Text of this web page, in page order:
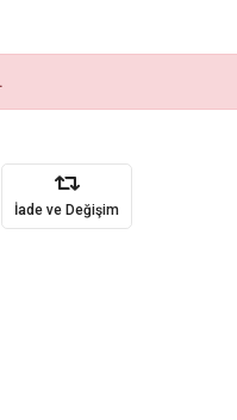
İade ve Değişim